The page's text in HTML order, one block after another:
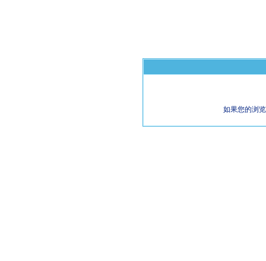
如果您的浏